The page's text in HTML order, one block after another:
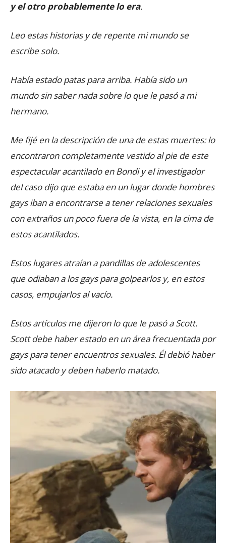
y el otro probablemente lo era.
Leo estas historias y de repente mi mundo se
escribe solo.
Había estado patas para arriba. Había sido un
mundo sin saber nada sobre lo que le pasó a mi
hermano.
Me fijé en la descripción de una de estas muertes: lo
encontraron completamente vestido al pie de este
espectacular acantilado en Bondi y el investigador
del caso dijo que estaba en un lugar donde hombres
gays iban a encontrarse a tener relaciones sexuales
con extraños un poco fuera de la vista, en la cima de
estos acantilados.
Estos lugares atraían a pandillas de adolescentes
que odiaban a los gays para golpearlos y, en estos
casos, empujarlos al vacío.
Estos artículos me dijeron lo que le pasó a Scott.
Scott debe haber estado en un área frecuentada por
gays para tener encuentros sexuales. Él debió haber
sido atacado y deben haberlo matado.